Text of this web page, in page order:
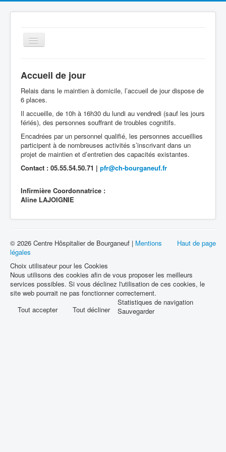
Basculer
la
Le Centre Hospitalier
Espace Patient
Les services
Qualité
Santé Publique
Accueil de jour
Relais dans le maintien à domicile, l’accueil de jour dispose de
6 places.
Il accueille, de 10h à 16h30 du lundi au vendredi (sauf les jours
fériés), des personnes souffrant de troubles cognitifs.
Encadrées par un personnel qualifié, les personnes accueillies
participent à de nombreuses activités s’inscrivant dans un
projet de maintien et d’entretien des capacités existantes.
Contact : 05.55.54.50.71 | pfr@ch-bourganeuf.fr
Infirmière Coordonnatrice :
Aline LAJOIGNIE
Haut de page
© 2026 Centre Hôspitalier de Bourganeuf | Mentions
légales
Choix utilisateur pour les Cookies
Nous utilisons des cookies afin de vous proposer les meilleurs
services possibles. Si vous déclinez l'utilisation de ces cookies, le
site web pourrait ne pas fonctionner correctement.
Tout accepter
Tout décliner
Statistiques de navigation
Sauvegarder